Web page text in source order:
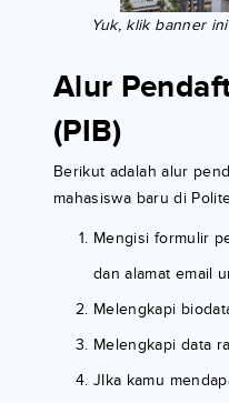
Yuk, klik banner
Alur
(PIB)
Berikut adalah alur
mahasiswa baru di
Mengisi formulir
dan alamat email
Melengkapi
Melengkapi data
JIka kamu